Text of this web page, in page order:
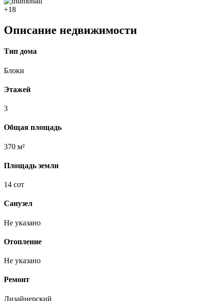
+18
Описание недвижимости
Тип дома
Блоки
Этажей
3
Общая площадь
370 м²
Площадь земли
14 сот
Санузел
Не указано
Отопление
Не указано
Ремонт
Дизайнерский